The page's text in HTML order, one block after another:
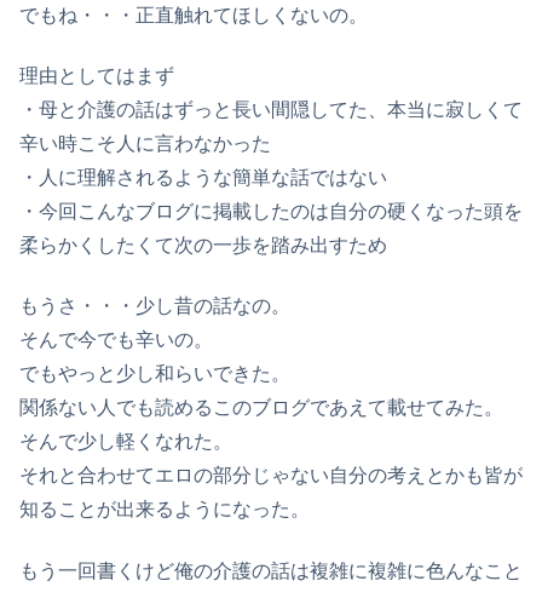
でもね・・・正直触れてほしくないの。
理由としてはまず
・母と介護の話はずっと長い間隠してた、本当に寂しくて
辛い時こそ人に言わなかった
・人に理解されるような簡単な話ではない
・今回こんなブログに掲載したのは自分の硬くなった頭を
柔らかくしたくて次の一歩を踏み出すため
もうさ・・・少し昔の話なの。
そんで今でも辛いの。
でもやっと少し和らいできた。
関係ない人でも読めるこのブログであえて載せてみた。
そんで少し軽くなれた。
それと合わせてエロの部分じゃない自分の考えとかも皆が
知ることが出来るようになった。
もう一回書くけど俺の介護の話は複雑に複雑に色んなこと